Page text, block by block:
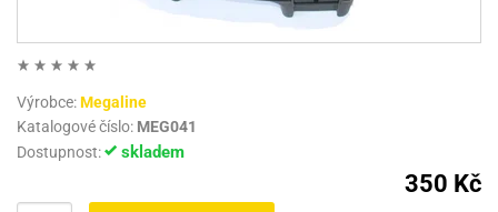
Výrobce:Megaline
Katalogové číslo: MEG041
Dostupnost:
skladem
350 Kč